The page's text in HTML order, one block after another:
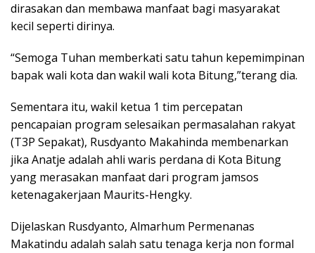
dirasakan dan membawa manfaat bagi masyarakat
kecil seperti dirinya.
“Semoga Tuhan memberkati satu tahun kepemimpinan
bapak wali kota dan wakil wali kota Bitung,”terang dia.
Sementara itu, wakil ketua 1 tim percepatan
pencapaian program selesaikan permasalahan rakyat
(T3P Sepakat), Rusdyanto Makahinda membenarkan
jika Anatje adalah ahli waris perdana di Kota Bitung
yang merasakan manfaat dari program jamsos
ketenagakerjaan Maurits-Hengky.
Dijelaskan Rusdyanto, Almarhum Permenanas
Makatindu adalah salah satu tenaga kerja non formal